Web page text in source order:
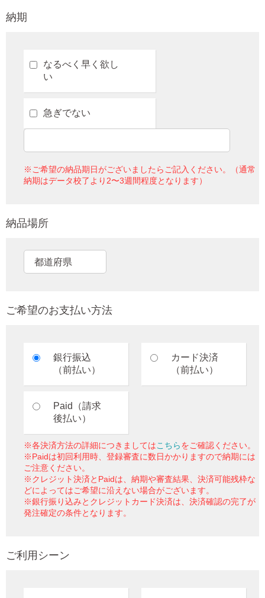
納期
なるべく早く欲し
い
急ぎでない
※ご希望の納品期日がございましたらご記入ください。（通常
納期はデータ校了より2〜3週間程度となります）
納品場所
ご希望のお支払い方法
銀行振込
（前払い）
カード決済
（前払い）
Paid（請求
後払い）
※各決済方法の詳細につきましてはこちらをご確認ください。
※Paidは初回利用時、登録審査に数日かかりますので納期には
ご注意ください。
※クレジット決済とPaidは、納期や審査結果、決済可能残枠な
どによってはご希望に沿えない場合がございます。
※銀行振り込みとクレジットカード決済は、決済確認の完了が
発注確定の条件となります。
ご利用シーン